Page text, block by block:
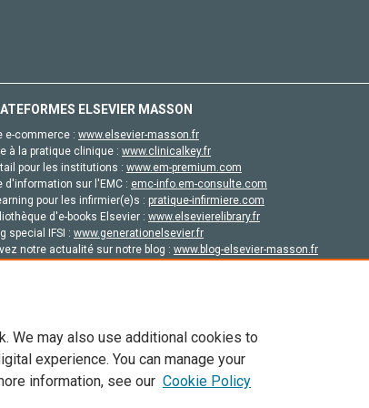
ELSEVIER MASSON
e-commerce : www.elsevier-masson.fr
à la pratique clinique : www.clinicalkey.fr
pour les institutions : www.em-premium.com
d'information sur l'EMC : emc-info.em-consulte.com
pour les infirmier(e)s : pratique-infirmiere.com
d'e-books Elsevier : www.elsevierelibrary.fr
special IFSI : www.generationelsevier.fr
notre actualité sur notre blog : www.blog-elsevier-masson.fr
de licence et ses contributeurs. Tout les droits sont réservés,
Pour tout contenu en libre accès, les conditions de licence
We may also use additional cookies to
experience. You can manage your
information, see our Cookie Policy